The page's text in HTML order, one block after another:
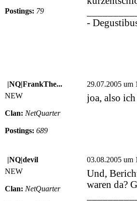
Postings: 79
-
|NQ|FrankThe...
29.07.2005 um
NEW
Clan: NetQuarter
Postings: 689
joa, also
|NQ|devil
03.08.2005 um
NEW
Clan: NetQuarter
Und,
waren da?